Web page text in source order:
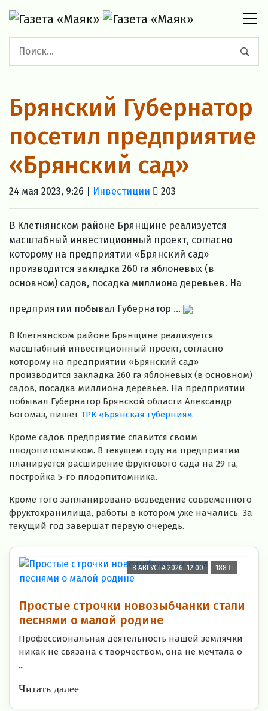
Брянский Губернатор
посетил предприятие
«Брянский сад»
24 мая 2023, 9:26 | Инвестиции 203
В Клетнянском районе Брянщине реализуется
масштабный инвестиционный проект, согласно
которому на предприятии «Брянский сад»
производится закладка 260 га яблоневых (в
основном) садов, посадка миллиона деревьев. На
предприятии побывал Губернатор ...
В Клетнянском районе Брянщине реализуется
масштабный инвестиционный проект, согласно
которому на предприятии «Брянский сад»
производится закладка 260 га яблоневых (в основном)
садов, посадка миллиона деревьев. На предприятии
побывал Губернатор Брянской области Александр
Богомаз, пишет ТРК «Брянская губерния».
Кроме садов предприятие славится своим
плодопитомником. В текущем году на предприятии
планируется расширение фруктового сада на 29 га,
постройка 5-го плодопитомника.
Кроме того запланировано возведение современного
фруктохранилища, работы в котором уже начались. За
текущий год завершат первую очередь.
8 АВГУСТА 2026, 12:00 188
Простые строчки новозыбчанки стали
песнями о малой родине
Профессиональная деятельность нашей землячки
никак не связана с творчеством, она не мечтала о
...
Читать далее